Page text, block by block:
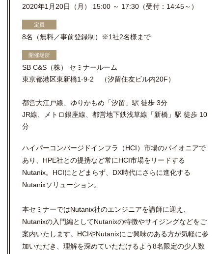
2020年1月20日（月） 15:00 ～ 17:30（受付：14:45～）
定員
8名（無料／事前登録制）※1社2名様まで
開催場所
SB C&S（株） セミナールーム
東京都港区東新橋1-9-2 （汐留住友ビル内20F）
都営大江戸線、ゆりかもめ「汐留」駅 徒歩 3分
JR線、メトロ銀座線、都営地下鉄浅草線「新橋」駅 徒歩 10
分
ハイパーコンバージドインフラ（HCI）市場のパイオニアで
あり、HPE社との提携など常にHCI市場をリードする
Nutanix。HCIにとどまらず、DX時代にさらに進化する
Nutanixソリューション。
本セミナーではNutanix社のエンジニアを講師に迎え、
Nutanixの入門編としてNutanixの特徴やサイジングなどをご
案内いたします。HCIやNutanixにご興味のある方が気軽に参
加いただき、理解を深めていただけるよう8名限定の少人数